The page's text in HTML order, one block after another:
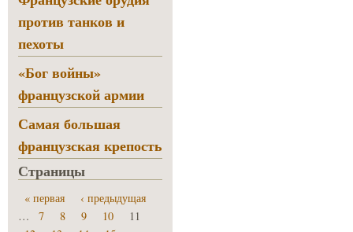
против танков и
пехоты
«Бог войны»
французской армии
Самая большая
французская крепость
Страницы
« первая
‹ предыдущая
…
7 8 9 10
11